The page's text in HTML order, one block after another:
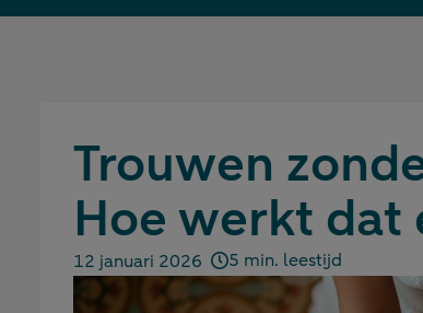
Trouwen
Hoe werkt dat
Gepubliceerd op:
12 januari 2026 5 min. leestijd